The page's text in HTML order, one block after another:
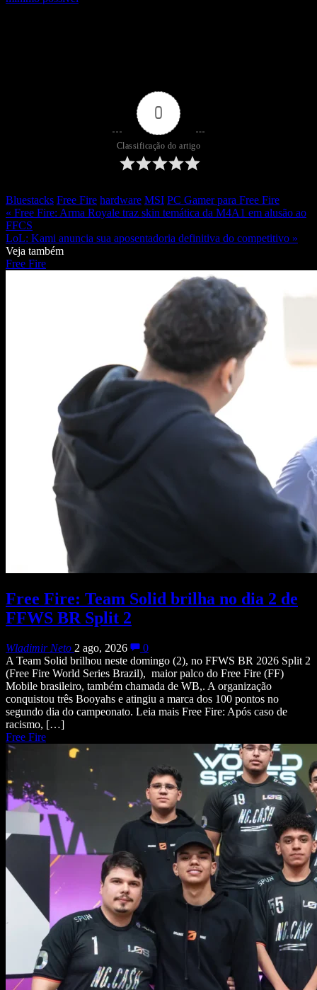
0
Classificação do artigo
Bluestacks Free Fire hardware MSI PC Gamer para Free Fire
« Free Fire: Arma Royale traz skin temática da M4A1 em alusão ao
FFCS
LoL: Kami anuncia sua aposentadoria definitiva do competitivo »
Veja também
Free Fire
Free Fire: Team Solid brilha no dia 2 de
FFWS BR Split 2
Wladimir Neto 2 ago, 2026
0
A Team Solid brilhou neste domingo (2), no FFWS BR 2026 Split 2
(Free Fire World Series Brazil), maior palco do Free Fire (FF)
Mobile brasileiro, também chamada de WB,. A organização
conquistou três Booyahs e atingiu a marca dos 100 pontos no
segundo dia do campeonato. Leia mais Free Fire: Após caso de
racismo, […]
Free Fire